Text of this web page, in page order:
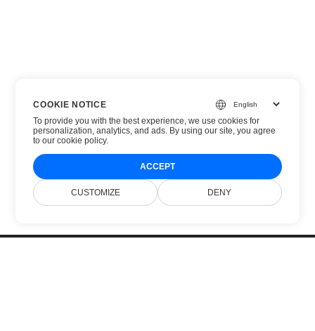
COOKIE NOTICE
To provide you with the best experience, we use cookies for
personalization, analytics, and ads. By using our site, you agree
toour cookie policy.
ACCEPT
CUSTOMIZE DENY